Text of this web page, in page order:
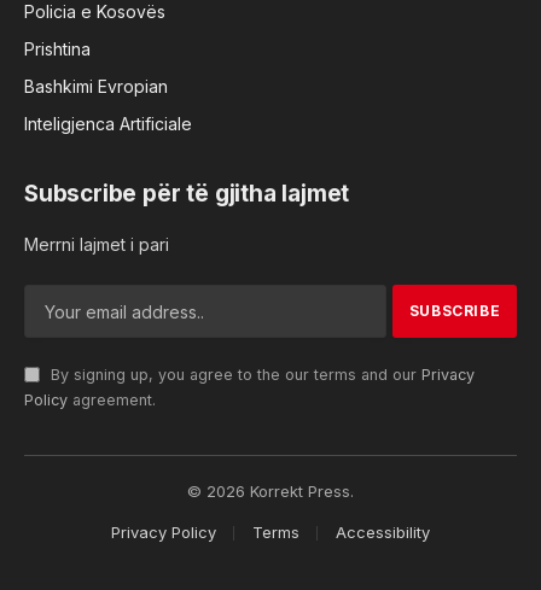
Policia e Kosovës
Prishtina
Bashkimi Evropian
Inteligjenca Artificiale
Subscribe për të gjitha lajmet
Merrni lajmet i pari
By signing up, you agree to the our terms and our Privacy
Policy agreement.
© 2026 Korrekt Press.
Privacy Policy Terms Accessibility